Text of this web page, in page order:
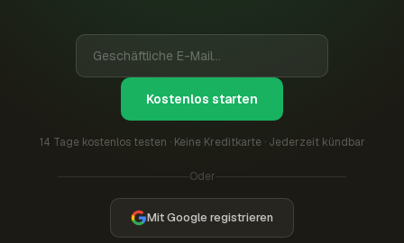
Kostenlos starten
14 Tage kostenlos testen · Keine Kreditkarte · Jederzeit kündbar
Oder
Mit Google registrieren